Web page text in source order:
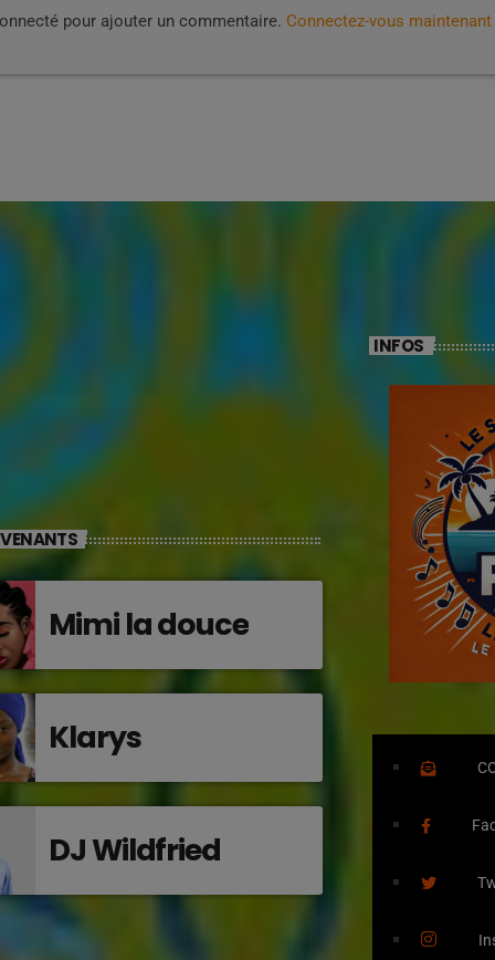
pour ajouter un commentaire. Connectez-vous maintenant
Mimi la douce
Klarys
DJ Wildfried
INFOS